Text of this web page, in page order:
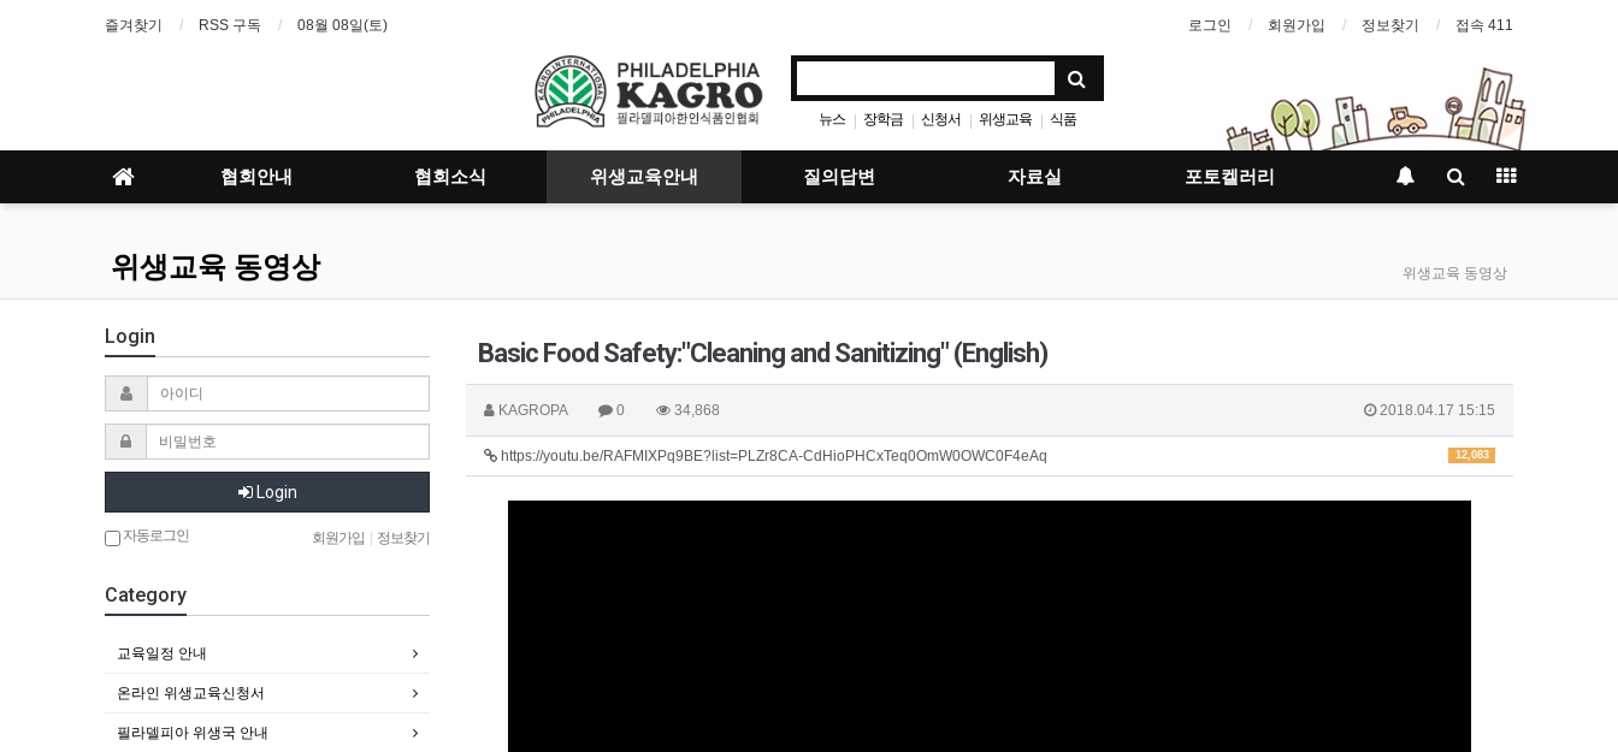
즐겨찾기 RSS 구독 08월 08일(토) 로그인 회원가입 정보찾기 접속 411
뉴스 | 장학금 | 신청서 | 위생교육 | 식품
협회안내 협회소식 위생교육안내 질의답변 자료실 포토켈러리
위생교육 동영상 위생교육 동영상
Basic Food Safety:"Cleaning and Sanitizing" (English)
KAGROPA 0 34,868 2018.04.17 15:15
12,083
https://youtu.be/RAFMIXPq9BE?list=PLZr8CA-CdHioPHCxTeq0OmW0OWC0F4eAq
Login
Login
자동로그인 회원가입 정보찾기
Category
교육일정 안내
온라인 위생교육신청서
필라델피아 위생국 안내